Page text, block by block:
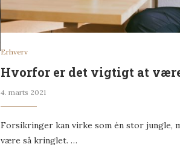
Erhverv
Hvorfor er det vigtigt at
4. marts 2021
Forsikringer kan virke som én stor jungle,
være så kringlet. …